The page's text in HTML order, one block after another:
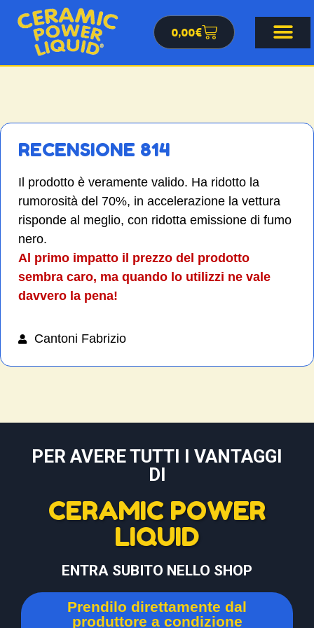
0,00€
RECENSIONE 814
Il prodotto è veramente valido. Ha ridotto la
rumorosità del 70%, in accelerazione la vettura
risponde al meglio, con ridotta emissione di fumo
nero.
Al primo impatto il prezzo del prodotto
sembra caro, ma quando lo utilizzi ne vale
davvero la pena!
Cantoni Fabrizio
PER AVERE TUTTI I VANTAGGI
DI
CERAMIC POWER
LIQUID
ENTRA SUBITO NELLO SHOP
Prendilo direttamente dal
produttore a condizione